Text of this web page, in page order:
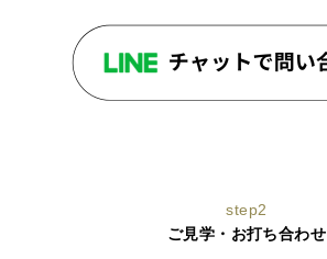
step2
ご見学・お打ち合わせ